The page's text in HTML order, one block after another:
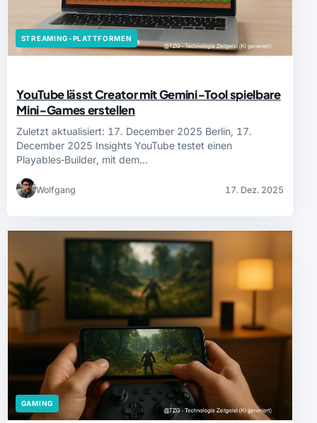
STREAMING-PLATTFORMEN
YouTube lässt Creator mit Gemini‑Tool spielbare
Mini‑Games erstellen
Zuletzt aktualisiert: 17. December 2025 Berlin, 17.
December 2025 Insights YouTube testet einen
Playables‑Builder, mit dem…
Wolfgang 17. Dez. 2025
GAMING